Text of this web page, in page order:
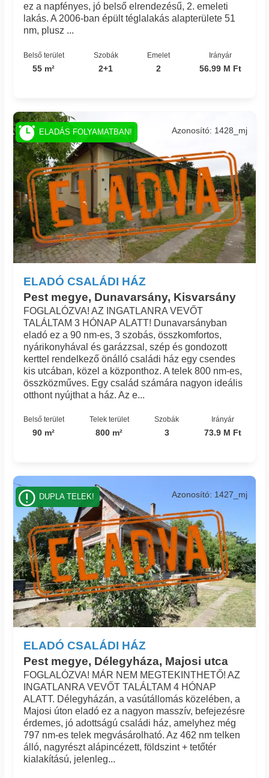
ez a napfényes, jó belső elrendezésű, 2. emeleti
lakás. A 2006-ban épült téglalakás alapterülete 51
nm, plusz ...
Belső terület
55 m²
Szobák
2+1
Emelet
2
Irányár
56.99 M Ft
ELADÓ CSALÁDI HÁZ
Pest megye, Dunavarsány, Kisvarsány
Azonosító: 1428_mj
FOGLALÓZVA! AZ INGATLANRA VEVŐT
TALÁLTAM 3 HÓNAP ALATT! Dunavarsányban
eladó ez a 90 nm-es, 3 szobás, összkomfortos,
nyárikonyhával és garázzsal, szép és gondozott
kerttel rendelkező önálló családi ház egy csendes
kis utcában, közel a központhoz. A telek 800 nm-es,
összközműves. Egy család számára nagyon ideális
otthont nyújthat a ház. Az e...
Belső terület
90 m²
Telek terület
800 m²
Szobák
3
Irányár
73.9 M Ft
ELADÁS FOLYAMATBAN!
ELADÓ CSALÁDI HÁZ
Pest megye, Délegyháza, Majosi utca
Azonosító: 1427_mj
FOGLALÓZVA! MÁR NEM MEGTEKINTHETŐ! AZ
INGATLANRA VEVŐT TALÁLTAM 4 HÓNAP
ALATT. Délegyházán, a vasútállomás közelében, a
Majosi úton eladó ez a nagyon masszív, befejezésre
érdemes, jó adottságú családi ház, amelyhez még
797 nm-es telek megvásárolható. Az 462 nm telken
álló, nagyrészt alápincézett, földszint + tetőtér
kialakítású, jelenleg...
DUPLA TELEK!